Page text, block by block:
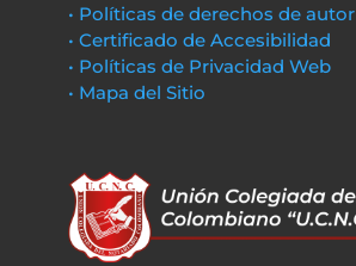
• Políticas de derechos de autor
• Certificado de Accesibilidad
• Políticas de Privacidad Web
• Mapa del Sitio